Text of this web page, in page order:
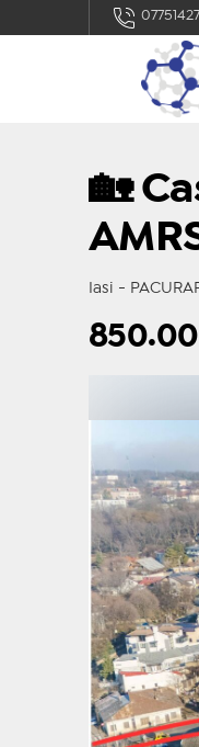
🏡
Iasi -